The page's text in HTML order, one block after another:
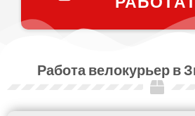
Работа велокурьер в